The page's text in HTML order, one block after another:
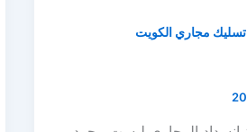
تسليك مجاري الكويت